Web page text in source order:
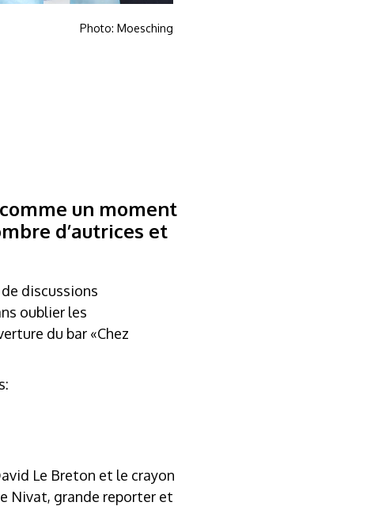
Photo: Moesching
un moment
d’autrices et
discussions
oublier les
du bar «Chez
Le Breton et le crayon
Nivat, grande reporter et